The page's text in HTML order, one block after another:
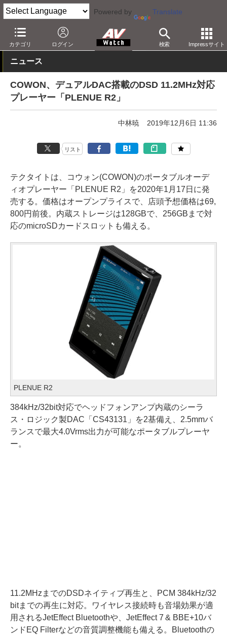
Powered by Translate
カテゴリ ログイン 検索 Impressサイト
AV Watch 製品 ポータブルオーディオ
ニュース
COWON、デュアルDAC搭載のDSD 11.2MHz対応
プレーヤー「PLENUE R2」
中林暁 2019年12月6日 11:36
リスト
テクタイトは、コウォン(COWON)のポータブルオーデ
ィオプレーヤー「PLENUE R2」を2020年1月17日に発
売する。価格はオープンプライスで、店頭予想価格は69,
800円前後。内蔵ストレージは128GBで、256GBまで対
応のmicroSDカードスロットも備える。
PLENUE R2
384kHz/32bit対応でヘッドフォンアンプ内蔵のシーラ
ス・ロジック製DAC「CS43131」を2基備え、2.5mmバ
ランスで最大4.0Vrms出力が可能なポータブルプレーヤ
ー。
11.2MHzまでのDSDネイティブ再生と、PCM 384kHz/32
bitまでの再生に対応。ワイヤレス接続時も音場効果が適
用されるJetEffect Bluetoothや、JetEffect 7 & BBE+10バ
ンドEQ Filterなどの音質調整機能も備える。Bluetoothの